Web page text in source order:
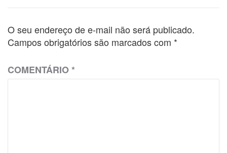
O seu endereço de e-mail não será publicado.
Campos obrigatórios são marcados com *
COMENTÁRIO*